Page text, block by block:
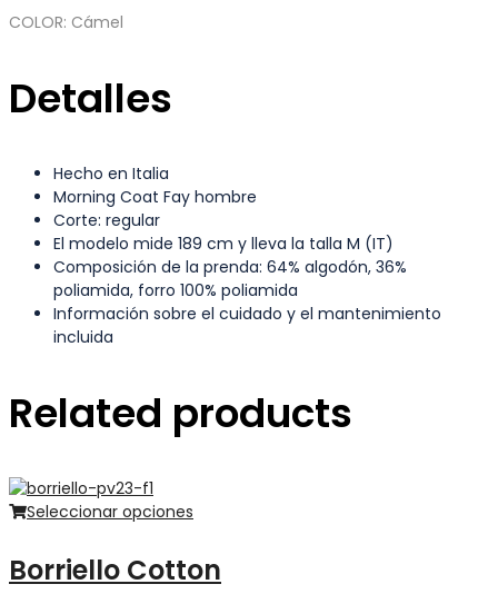
COLOR: Cámel
Detalles
Hecho en Italia
Morning Coat Fay hombre
Corte: regular
El modelo mide 189 cm y lleva la talla M (IT)
Composición de la prenda: 64% algodón, 36%
poliamida, forro 100% poliamida
Información sobre el cuidado y el mantenimiento
incluida
Related products
Seleccionar opciones
Borriello Cotton